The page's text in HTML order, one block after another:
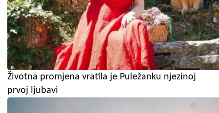
Životna promjena vratila je Puležanku njezinoj
prvoj ljubavi